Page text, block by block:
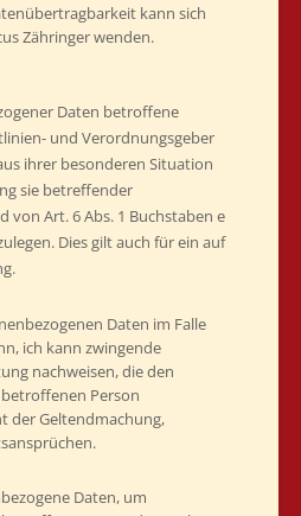
kann sich
Zähringer wenden.
Daten betroffene
und Verordnungsgeber
ihrer besonderen Situation
sie betreffender
von Art. 6 Abs. 1 Buchstaben e
Dies gilt auch für ein auf
Daten im Falle
ich kann zwingende
nachweisen, die den
Person
der Geltendmachung,
Daten, um